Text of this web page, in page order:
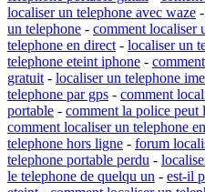
localiser un telephone avec waze -
un telephone - comment localiser
telephone en direct - localiser un
telephone eteint iphone -
gratuit - localiser un telephone
telephone par gps - comment
portable - comment la police peut
comment localiser un telephone
telephone hors ligne - forum
telephone portable perdu -
le telephone de quelqu un - est-il